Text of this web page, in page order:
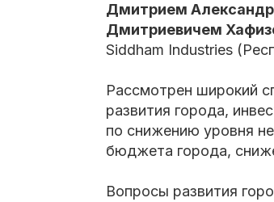
Дмитрием
Дмитриевичем
Siddham Industries
Рассмотрен широкий
развития города,
по снижению уровня
бюджета города,
​Вопросы развития